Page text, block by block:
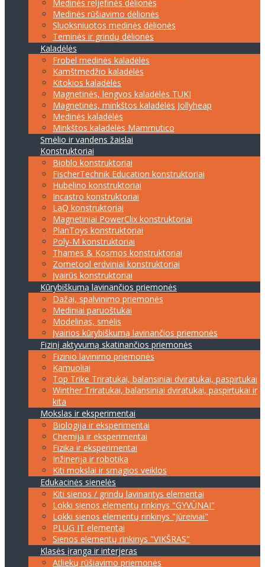
Medinės reljefinės dėlionės
Medinės rūšiavimo dėlionės
Sluoksniuotos medinės dėlionės
Teminės ir grindų dėlionės
Kaladėlės
Frobel medinės kaladėlės
Kamštmedžio kaladėlės
Kitokios kaladėlės
Magnetinės, lengvos kaladėlės TUKI
Magnetinės, minkštos kaladėlės Jollyheap
Medinės kaladėlės
Minkštos kaladėlės Mammutico
Smėlio ir vandens žaislai
Konstruktoriai
Bioblo konstruktoriai
FischerTechnik Education konstruktoriai
Hubelino konstruktoriai
Incastro konstruktoriai
LaQ konstruktoriai
Magnetiniai PowerClix konstruktoriai
PlanToys konstruktoriai
Poly-M konstruktoriai
Thames & Kosmos konstruktoriai
Zometool erdviniai konstruktoriai
Įvairūs konstruktoriai
Kūrybiškumą lavinančios priemonės
Dažai, spalvinimo priemonės
Mediniai paruoštukai
Modelinas, smėlis
Įvairios kūrybiškumą lavinančios priemonės
Fizinį aktyvumą skatinančios priemonės
Fizinio lavinimo priemonės
Kamuoliai
Top Trike Triratukai, balansiniai dviratukai, paspirtukai
Winther Triratukai, balansiniai dviratukai, paspirtukai ir
kita
Mokslas ir eksperimentai
Biologija ir eksperimentai
Chemija ir eksperimentai
Fizika ir eksperimentai
Inžinerija ir robotika
Kiti mokslai ir smagios veiklos
Edukacinės sienelės
Kiti sienos / grindų lavinantys elementai
Lokki sienos elementų rinkinys "GYVŪNAI"
Lokki sienos elementų rinkinys "Jūreiviai"
PLUG IT elementai
Sienos elementų rinkinys "VIKŠRAS"
Klasės įranga ir interjeras
Atliekų rūšiavimo priemonės